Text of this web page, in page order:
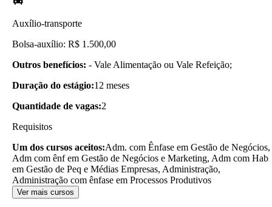
Auxílio-transporte
Bolsa-auxílio: R$ 1.500,00
Outros benefícios: - Vale Alimentação ou Vale Refeição;
Duração do estágio:12 meses
Quantidade de vagas:2
Requisitos
Um dos cursos aceitos:Adm. com Ênfase em Gestão de Negócios,
Adm com ênf em Gestão de Negócios e Marketing, Adm com Hab
em Gestão de Peq e Médias Empresas, Administração,
Administração com ênfase em Processos Produtivos
Ver mais cursos